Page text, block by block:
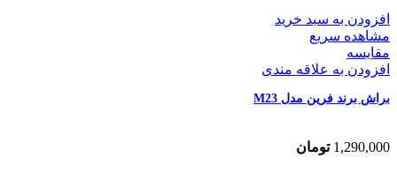
افزودن به سبد خرید
مشاهده سریع
مقایسه
افزودن به علاقه مندی
براش برند فرین مدل M23
1,290,000 تومان